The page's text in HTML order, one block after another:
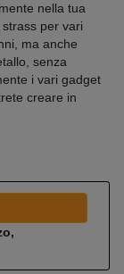
nella tua
per vari
ma anche
senza
i vari gadget
creare in